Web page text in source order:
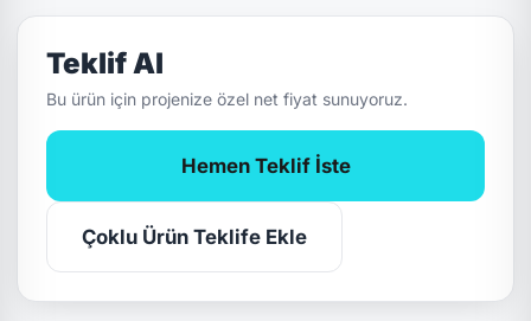
Teklif Al
Bu ürün için projenize özel net fiyat sunuyoruz.
Hemen Teklif İste
Çoklu Ürün Teklife Ekle